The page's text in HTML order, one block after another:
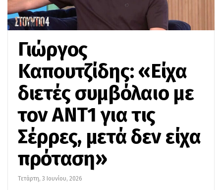
Γιώργος
Καπουτζίδης: «Είχα
διετές συμβόλαιο με
τον ANT1 για τις
Σέρρες, μετά δεν είχα
πρόταση»
Τετάρτη, 3 Ιουνίου, 2026